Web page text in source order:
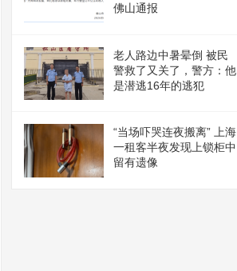
佛山通报
老人路边中暑晕倒 被民
警救了又关了，警方：他
是潜逃16年的逃犯
“当场吓哭连夜搬离” 上海
一租客半夜发现上锁柜中
留有遗像